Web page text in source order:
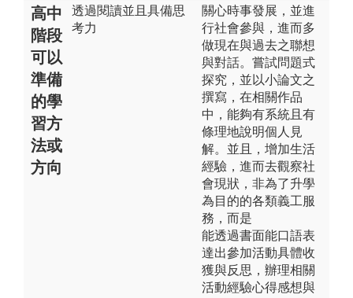
高中
階段
可以
準備
的學
習方
法或
方向
透過閱讀並且具備思
考力
關心時事發展，並進
行社會參與，進而多
做現在與過去之聯想
與對話。嘗試問題式
探究，並以小論文之
撰寫，在相關作品
中，能夠有系統且有
條理地說明個人見
解。並且，增加生活
經驗，進而去觀察社
會現狀，非為了升學
為目的的各類義工服
務，而是
能透過書面能口語表
達出參加活動具體收
獲與反思，辦理相關
活動經驗心得感想與